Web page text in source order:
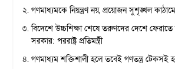
গণমাধ্যমকে নিয়ন্ত্রণ নয়, প্রয়োজন সুশৃঙ্খল
বিদেশে উচ্চশিক্ষা শেষে তরুণদের দেশে
সরকার: পররাষ্ট্র প্রতিমন্ত্রী
গণমাধ্যম শক্তিশালী হলে তবেই গণতন্ত্র টেকসই